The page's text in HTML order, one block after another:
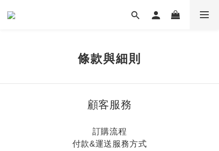
條款與細則
顧客服務
訂購流程
付款&運送服務方式